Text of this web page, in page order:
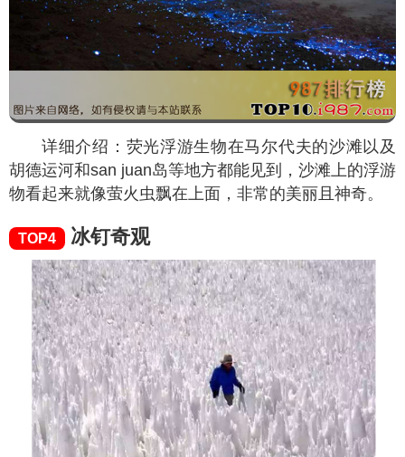
详细介绍：荧光浮游生物在马尔代夫的沙滩以及
胡德运河和san juan岛等地方都能见到，沙滩上的浮游
物看起来就像萤火虫飘在上面，非常的美丽且神奇。
TOP4 冰钉奇观